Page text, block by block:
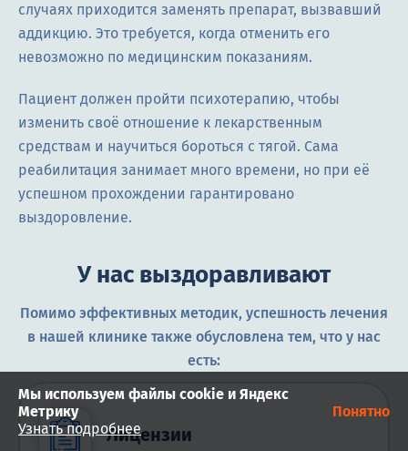
случаях приходится заменять препарат, вызвавший
аддикцию. Это требуется, когда отменить его
невозможно по медицинским показаниям.
Пациент должен пройти психотерапию, чтобы
изменить своё отношение к лекарственным
средствам и научиться бороться с тягой. Сама
реабилитация занимает много времени, но при её
успешном прохождении гарантировано
выздоровление.
У нас выздоравливают
Помимо эффективных методик, успешность лечения
в нашей клинике также обусловлена тем, что у нас
есть:
Лицензии
Мы используем файлы cookie и Яндекс
Метрику
Узнать подробнее
Понятно